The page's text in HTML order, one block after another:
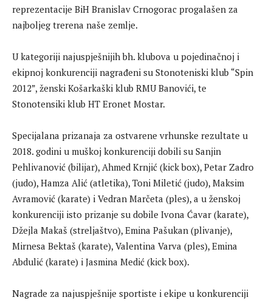
reprezentacije BiH Branislav Crnogorac progalašen za
najboljeg trerena naše zemlje.
U kategoriji najuspješnijih bh. klubova u pojedinačnoj i
ekipnoj konkurenciji nagrađeni su Stonoteniski klub “Spin
2012”, ženski Košarkaški klub RMU Banovići, te
Stonotensiki klub HT Eronet Mostar.
Specijalana prizanaja za ostvarene vrhunske rezultate u
2018. godini u muškoj konkurenciji dobili su Sanjin
Pehlivanović (bilijar), Ahmed Krnjić (kick box), Petar Zadro
(judo), Hamza Alić (atletika), Toni Miletić (judo), Maksim
Avramović (karate) i Vedran Marčeta (ples), a u ženskoj
konkurenciji isto prizanje su dobile Ivona Ćavar (karate),
Džejla Makaš (streljaštvo), Emina Pašukan (plivanje),
Mirnesa Bektaš (karate), Valentina Varva (ples), Emina
Abdulić (karate) i Jasmina Medić (kick box).
Nagrade za najuspješnije sportiste i ekipe u konkurenciji